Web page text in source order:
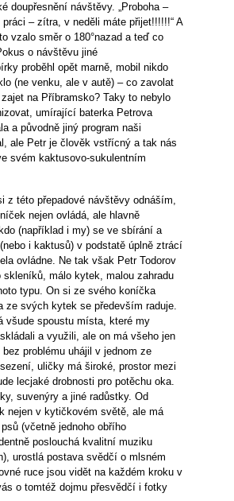
doupřesnění návštěvy. „Proboha –
– zítra, v neděli máte přijet!!!!!!“ A
vzalo směr o 180°nazad a teď co
o návštěvu jiné
proběhl opět marně, mobil nikdo
(ne venku, ale v autě) – co zavolat
na Příbramsko? Taky to nebylo
umírající baterka Petrova
a původně jiný program naši
ale Petr je člověk vstřícný a tak nás
svém kaktusovo-sukulentním
z této přepadové návštěvy odnáším,
nejen ovládá, ale hlavně
(například i my) se ve sbírání a
i kaktusů) v podstatě úplně ztrácí
ovládne. Ne tak však Petr Todorov
málo kytek, malou zahradu
typu. On si ze svého koníčka
ze svých kytek se především raduje.
všude spoustu místa, které my
a využili, ale on má všeho jen
problému uhájil v jednom ze
uličky má široké, prostor mezi
lecjaké drobnosti pro potěchu oka.
suvenýry a jiné radůstky. Od
nejen v kytičkovém světě, ale má
(včetně jednoho obřího
poslouchá kvalitní muziku
urostlá postava svědčí o mlsném
ruce jsou vidět na každém kroku v
o tomtéž dojmu přesvědčí i fotky